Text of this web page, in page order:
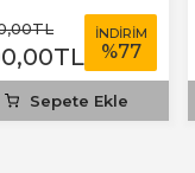
,00TL
,00TL
İNDİRİM
%77
Sepete Ekle